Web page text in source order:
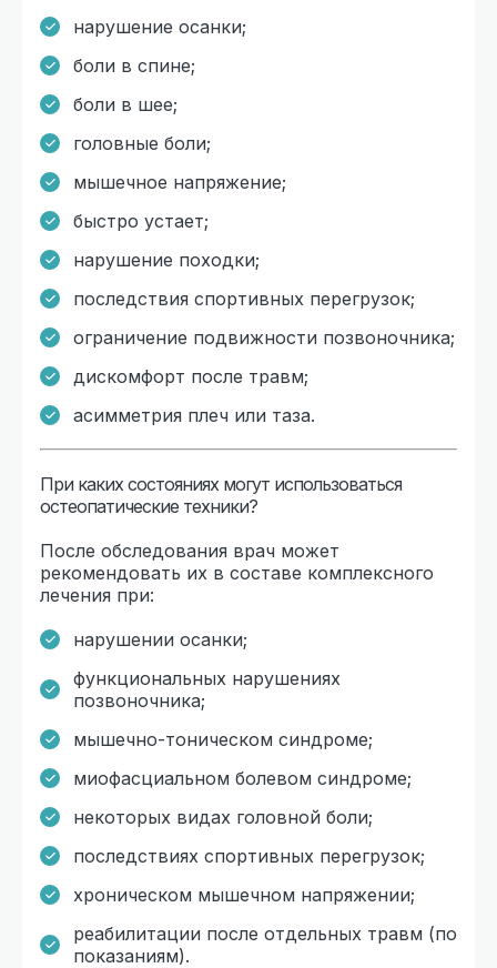
нарушение осанки;
боли в спине;
боли в шее;
головные боли;
мышечное напряжение;
быстро устает;
нарушение походки;
последствия спортивных перегрузок;
ограничение подвижности позвоночника;
дискомфорт после травм;
асимметрия плеч или таза.
При каких состояниях могут использоваться
остеопатические техники?
После обследования врач может
рекомендовать их в составе комплексного
лечения при:
нарушении осанки;
функциональных нарушениях
позвоночника;
мышечно-тоническом синдроме;
миофасциальном болевом синдроме;
некоторых видах головной боли;
последствиях спортивных перегрузок;
хроническом мышечном напряжении;
реабилитации после отдельных травм (по
показаниям).